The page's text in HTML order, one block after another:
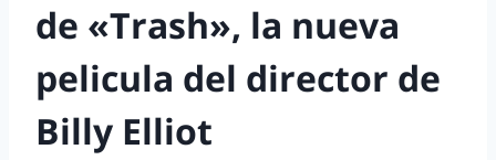
de «Trash», la nueva
pelicula del director de
Billy Elliot